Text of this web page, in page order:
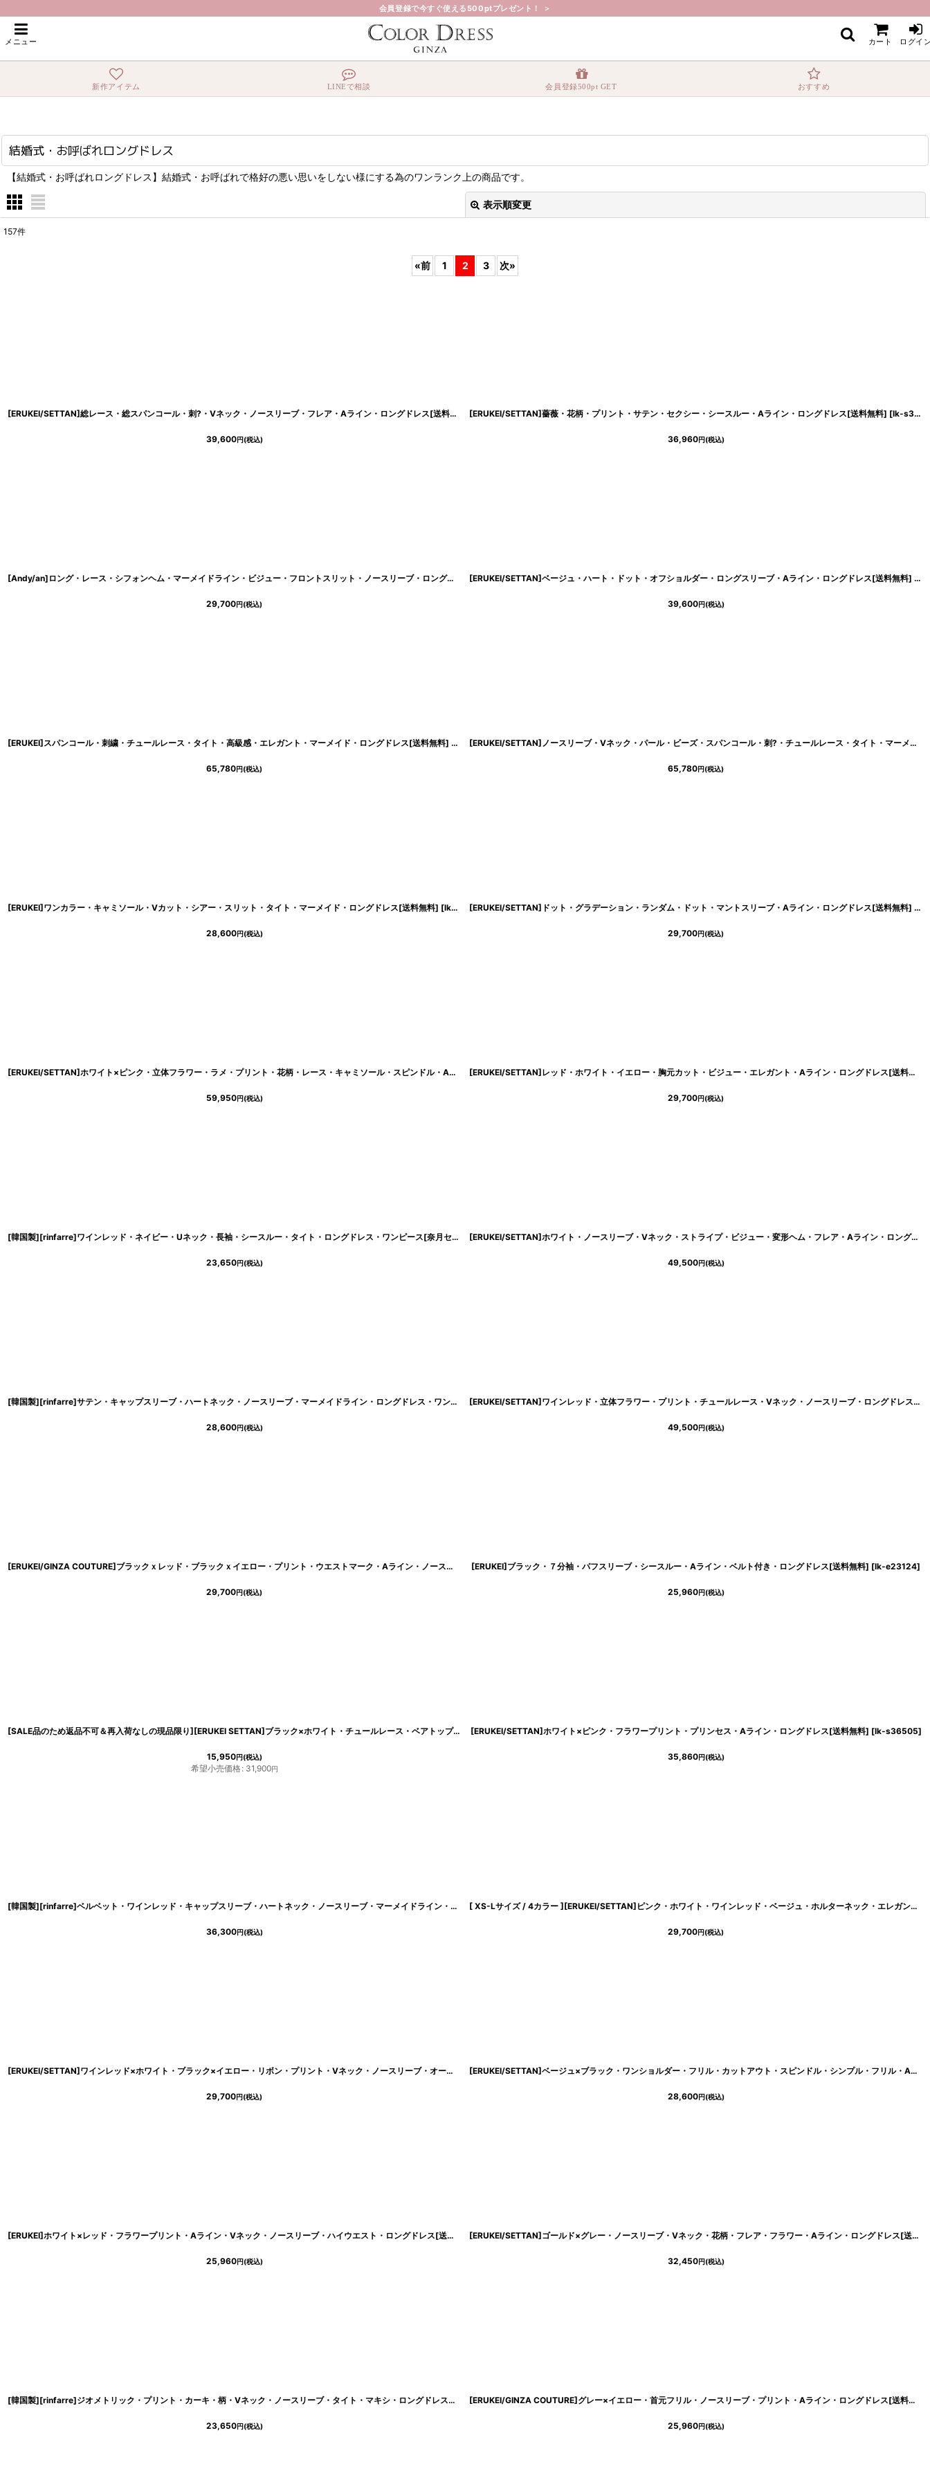
会員登録で今すぐ使える500ptプレゼント！ ＞
メニュー カート ログイ
新作アイテム LINEで相談 会員登録500pt GET おすすめ
ホーム > 結婚式・お呼ばれロングドレス
結婚式・お呼ばれロングドレス
【結婚式・お呼ばれロングドレス】結婚式・お呼ばれで格好の悪い思いをしない様にする為のワンランク上の商品です。
表示順変更
157件
«前 1 2 3 次»
[ERUKEI/SETTAN]総レース・総スパンコール・刺?・Vネック・ノースリーブ・フレア・Aライン・ロングドレス[送料無料] [lk-s37505]
39,600円(税込)
[ERUKEI/SETTAN]薔薇・花柄・プリント・サテン・セクシー・シースルー・Aライン・ロングドレス[送料無料] [lk-s36509
36,960円(税込)
[Andy/an]ロング・レース・シフォンヘム・マーメイドライン・ビジュー・フロントスリット・ノースリーブ・ロングドレス《送料＆代引き手数料無料》 [an-ok2223]
29,700円(税込)
[ERUKEI/SETTAN]ベージュ・ハート・ドット・オフショルダー・ロングスリーブ・Aライン・ロングドレス[送料無料] [lk-
39,600円(税込)
[ERUKEI]スパンコール・刺繍・チュールレース・タイト・高級感・エレガント・マーメイド・ロングドレス[送料無料] [lk-s37119]
65,780円(税込)
[ERUKEI/SETTAN]ノースリーブ・Vネック・パール・ビーズ・スパンコール・刺?・チュールレース・タイト・マーメイド・ロングドレス[送料無料]
65,780円(税込)
[ERUKEI]ワンカラー・キャミソール・Vカット・シアー・スリット・タイト・マーメイド・ロングドレス[送料無料] [lk-e25205 ]
28,600円(税込)
[ERUKEI/SETTAN]ドット・グラデーション・ランダム・ドット・マントスリーブ・Aライン・ロングドレス[送料無料] [lk-
29,700円(税込)
[ERUKEI/SETTAN]ホワイト×ピンク・立体フラワー・ラメ・プリント・花柄・レース・キャミソール・スピンドル・Aライン・ロングドレス[送料無料] [lk-s2749 ]
59,950円(税込)
[ERUKEI/SETTAN]レッド・ホワイト・イエロー・胸元カット・ビジュー・エレガント・Aライン・ロングドレス[送料無料]
29,700円(税込)
[韓国製][rinfarre]ワインレッド・ネイビー・Uネック・長袖・シースルー・タイト・ロングドレス・ワンピース[奈月セナ着用][送料無料] [cd-k06238im ]
23,650円(税込)
[ERUKEI/SETTAN]ホワイト・ノースリーブ・Vネック・ストライプ・ビジュー・変形ヘム・フレア・Aライン・ロングドレス[送料無料]
49,500円(税込)
[韓国製][rinfarre]サテン・キャップスリーブ・ハートネック・ノースリーブ・マーメイドライン・ロングドレス・ワンピース[山崎みどり着用][送料無料]mybk [cd-k06217p]
28,600円(税込)
[ERUKEI/SETTAN]ワインレッド・立体フラワー・プリント・チュールレース・Vネック・ノースリーブ・ロングドレス[送料無料]
49,500円(税込)
[ERUKEI/GINZA COUTURE]ブラックｘレッド・ブラックｘイエロー・プリント・ウエストマーク・Aライン・ノースリーブ・ロングドレス[送料無料] [ lk-c36165]
29,700円(税込)
[ERUKEI]ブラック・７分袖・パフスリーブ・シースルー・Aライン・ベルト付き・ロングドレス[送料無料] [lk-e23124]
25,960円(税込)
[SALE品のため返品不可＆再入荷なしの現品限り][ERUKEI SETTAN]ブラック×ホワイト・チュールレース・ベアトップ・ビスチェ・ハート・スリット・マーメイド・ロングドレス[奈月セナ着用][送料無料] lk-s36103]
15,950円(税込)
希望小売価格: 31,900円
[ERUKEI/SETTAN]ホワイト×ピンク・フラワープリント・プリンセス・Aライン・ロングドレス[送料無料] [lk-s36505]
35,860円(税込)
[韓国製][rinfarre]ベルベット・ワインレッド・キャップスリーブ・ハートネック・ノースリーブ・マーメイドライン・ロングドレス・ワンピース[黒木麗奈着用][送料無料] [cd-k06240p ]
36,300円(税込)
[ XS-Lサイズ / 4カラー ][ERUKEI/SETTAN]ピンク・ホワイト・ワインレッド・ベージュ・ホルターネック・エレガント・胸元レース・ラインストーン・Aライン・ロングドレス[送料無料]
29,700円(税込)
[ERUKEI/SETTAN]ワインレッド×ホワイト・ブラック×イエロー・リボン・プリント・Vネック・ノースリーブ・オーガンジー・Aライン・ロングドレス[送料無料] lk-s32158]
29,700円(税込)
[ERUKEI/SETTAN]ベージュ×ブラック・ワンショルダー・フリル・カットアウト・スピンドル・シンプル・フリル・Aライン・ロングドレス[送料無料]
28,600円(税込)
[ERUKEI]ホワイト×レッド・フラワープリント・Aライン・Vネック・ノースリーブ・ハイウエスト・ロングドレス[送料無料] [lk-e24112]
25,960円(税込)
[ERUKEI/SETTAN]ゴールド×グレー・ノースリーブ・Vネック・花柄・フレア・フラワー・Aライン・ロングドレス[送料無料]
32,450円(税込)
[韓国製][rinfarre]ジオメトリック・プリント・カーキ・柄・Vネック・ノースリーブ・タイト・マキシ・ロングドレス・ワンピース[山崎みどり着用][送料無料]mykk [cd-k06209im]
23,650円(税込)
[ERUKEI/GINZA COUTURE]グレー×イエロー・首元フリル・ノースリーブ・プリント・Aライン・ロングドレス[送料無料]
25,960円(税込)